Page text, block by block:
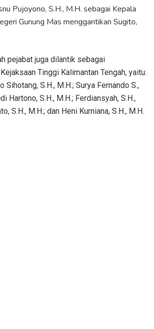
Pujoyono, S.H., M.H. sebagai Kepala
Gunung Mas menggantikan Sugito,
pejabat juga dilantik sebagai
Tinggi Kalimantan Tengah, yaitu:
Sihotang, S.H., M.H.; Surya Fernando S.,
Hartono, S.H., M.H.; Ferdiansyah, S.H.,
S.H., M.H.; dan Heni Kurniana, S.H., M.H.